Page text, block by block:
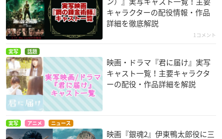
キャラクターの配役情報・作品
詳細を徹底解説
1コメント
実写 話題
映画・ドラマ『君に届け』実写
キャスト一覧！主要キャラクタ
ーの配役・作品詳細を解説
実写 アニメ ニュース
映画『銀魂2』伊東鴨太郎役に三